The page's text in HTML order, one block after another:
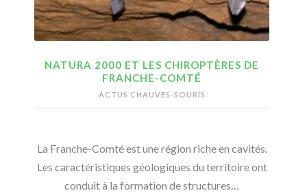
NATURA 2000 ET LES CHIROPTÈRES DE
FRANCHE-COMTÉ
ACTUS CHAUVES-SOURIS
La Franche-Comté est une région riche en cavités.
Les caractéristiques géologiques du territoire ont
conduit à la formation de structures…